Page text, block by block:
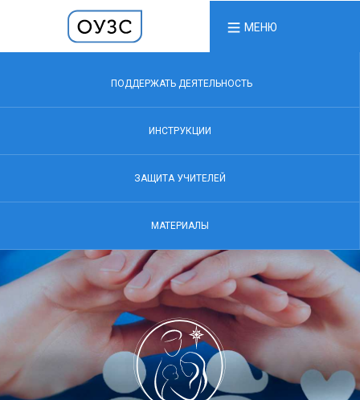
МЕНЮ
ПОДДЕРЖАТЬ ДЕЯТЕЛЬНОСТЬ
ИНСТРУКЦИИ
ЗАЩИТА УЧИТЕЛЕЙ
МАТЕРИАЛЫ